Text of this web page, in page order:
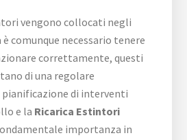
vengono collocati negli
comunque necessario tenere
correttamente, questi
di una regolare
pianificazione di interventi
e la Ricarica Estintori
importanza in